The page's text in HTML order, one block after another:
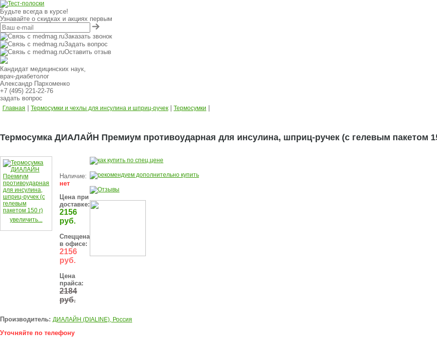
Будьте всегда в курсе!
Узнавайте о скидках и акциях первым
Заказать звонок
Задать вопрос
Оставить отзыв
Кандидат медицинских наук,
врач-диабетолог
Александр Пархоменко
+7 (495) 221-22-76
задать вопрос
Главная Термосумки и чехлы для инсулина и шприц-ручек Термосумки
Термосумка ДИАЛАЙН Премиум противоударная для инсулина, шприц-ручек (с гелевым пакетом
увеличить...
Наличие:
нет
Цена при
доставке:
2156
руб.
Спеццена
в офисе:
2156
руб.
Цена
прайса:
2184
руб.
Производитель: ДИАЛАЙН (DIALINE), Россия
Уточняйте по телефону